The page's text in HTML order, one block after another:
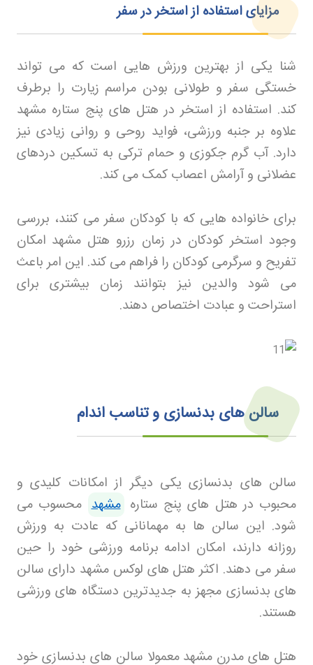
مزایای استفاده از استخر در سفر
شنا یکی از بهترین ورزش هایی است که می تواند
خستگی سفر و طولانی بودن مراسم زیارت را برطرف
کند. استفاده از استخر در هتل های پنج ستاره مشهد
علاوه بر جنبه ورزشی، فواید روحی و روانی زیادی نیز
دارد. آب گرم جکوزی و حمام ترکی به تسکین دردهای
عضلانی و آرامش اعصاب کمک می کند.
برای خانواده هایی که با کودکان سفر می کنند، بررسی
وجود استخر کودکان در زمان رزرو هتل مشهد امکان
تفریح و سرگرمی کودکان را فراهم می کند. این امر باعث
می شود والدین نیز بتوانند زمان بیشتری برای
استراحت و عبادت اختصاص دهند.
سالن های بدنسازی و تناسب اندام
سالن های بدنسازی یکی دیگر از امکانات کلیدی و
محبوب در هتل های پنج ستاره مشهد محسوب می
شود. این سالن ها به مهمانانی که عادت به ورزش
روزانه دارند، امکان ادامه برنامه ورزشی خود را حین
سفر می دهند. اکثر هتل های لوکس مشهد دارای سالن
های بدنسازی مجهز به جدیدترین دستگاه های ورزشی
هستند.
هتل های مدرن مشهد معمولا سالن های بدنسازی خود